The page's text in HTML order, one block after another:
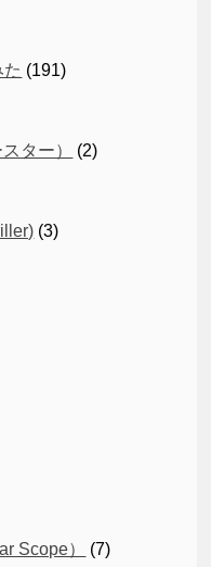
(191)
ター） (2)
(3)
Scope） (7)